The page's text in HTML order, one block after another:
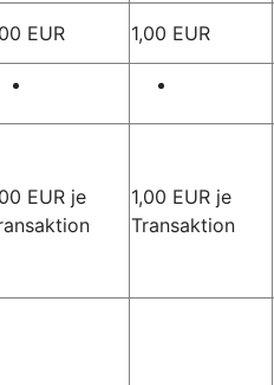
EUR
1,00 EUR
EUR je
1,00 EUR je
Transaktion